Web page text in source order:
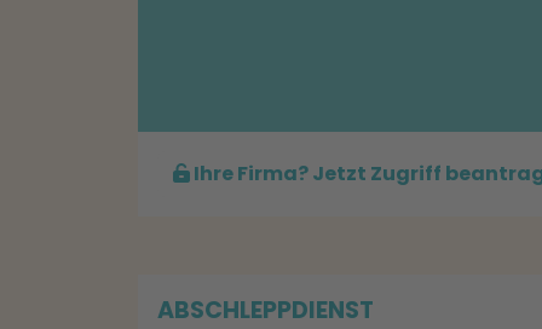
Ihre Firma? Jetzt Zugriff
ABSCHLEPPDIENST